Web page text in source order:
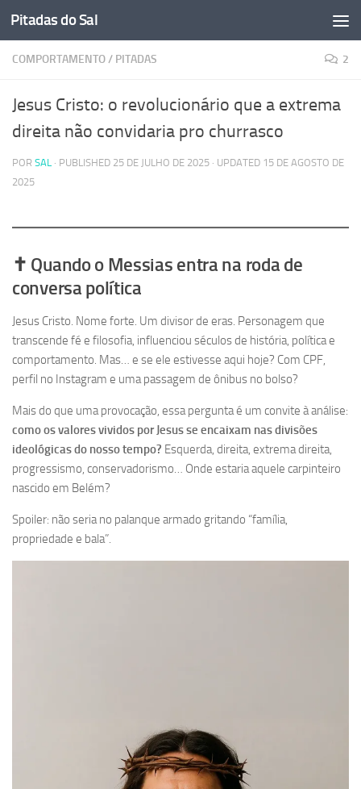
Skip to content
Pitadas do Sal
COMPORTAMENTO/ PITADAS 2
Jesus Cristo: o revolucionário que a extrema
direita não convidaria pro churrasco
POR SAL · PUBLISHED 25 DE JULHO DE 2025 · UPDATED 15 DE AGOSTO DE
2025
✝️ Quando o Messias entra na roda de
conversa política
Jesus Cristo. Nome forte. Um divisor de eras. Personagem que
transcende fé e filosofia, influenciou séculos de história, política e
comportamento. Mas… e se ele estivesse aqui hoje? Com CPF,
perfil no Instagram e uma passagem de ônibus no bolso?
Mais do que uma provocação, essa pergunta é um convite à análise:
como os valores vividos por Jesus se encaixam nas divisões
ideológicas do nosso tempo? Esquerda, direita, extrema direita,
progressismo, conservadorismo… Onde estaria aquele carpinteiro
nascido em Belém?
Spoiler: não seria no palanque armado gritando “família,
propriedade e bala”.